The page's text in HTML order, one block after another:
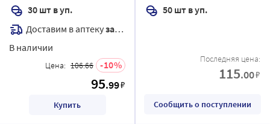
30 шт в уп.
Доставим в аптекузавтра
В наличии
Цена: 106.66 10
95.99₽
Купить
50 шт в уп.
Последняя цена:
115.00₽
Сообщить о поступлении